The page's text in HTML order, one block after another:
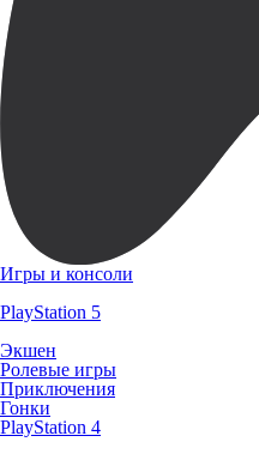
Игры и консоли
PlayStation 5
Экшен
Ролевые игры
Приключения
Гонки
PlayStation 4